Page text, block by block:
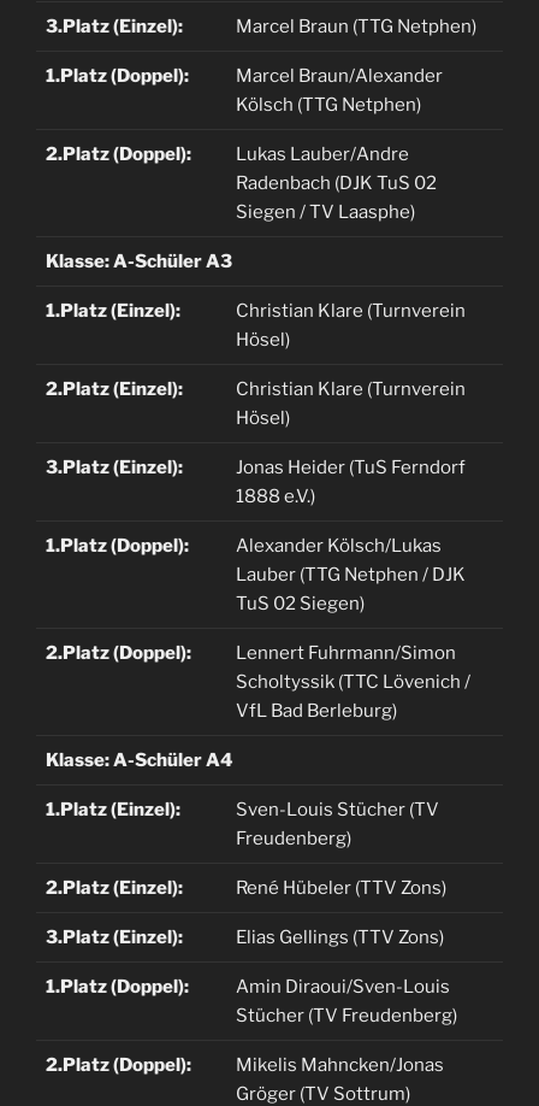
3.Platz (Einzel): Marcel Braun (TTG Netphen)
1.Platz (Doppel):
Marcel Braun/Alexander
Kölsch (TTG Netphen)
2.Platz (Doppel):
Lukas Lauber/Andre
Radenbach (DJK TuS 02
Siegen / TV Laasphe)
Klasse: A-Schüler A3
1.Platz (Einzel):
Christian Klare (Turnverein
Hösel)
2.Platz (Einzel):
Christian Klare (Turnverein
Hösel)
3.Platz (Einzel):
Jonas Heider (TuS Ferndorf
1888 e.V.)
1.Platz (Doppel):
Alexander Kölsch/Lukas
Lauber (TTG Netphen / DJK
TuS 02 Siegen)
2.Platz (Doppel):
Lennert Fuhrmann/Simon
Scholtyssik (TTC Lövenich /
VfL Bad Berleburg)
Klasse: A-Schüler A4
1.Platz (Einzel):
Sven-Louis Stücher (TV
Freudenberg)
2.Platz (Einzel): René Hübeler (TTV Zons)
3.Platz (Einzel): Elias Gellings (TTV Zons)
1.Platz (Doppel):
Amin Diraoui/Sven-Louis
Stücher (TV Freudenberg)
2.Platz (Doppel):
Mikelis Mahncken/Jonas
Gröger (TV Sottrum)